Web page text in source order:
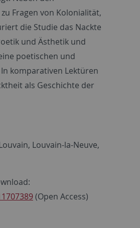
Fragen von Kolonialität,
die Studie das Nackte
und Ästhetik und
poetischen und
komparativen Lektüren
als Geschichte der
Louvain-la-Neuve,
(Open Access)